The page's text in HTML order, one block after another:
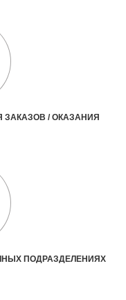
/ ОКАЗАНИЯ
ПОДРАЗДЕЛЕНИЯХ